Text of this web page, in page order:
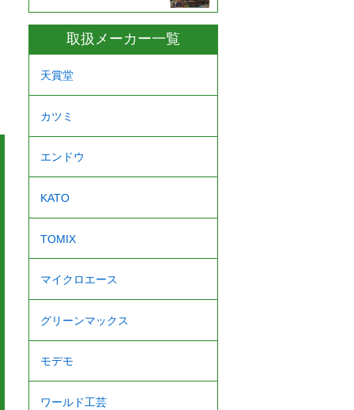
取扱メーカー一覧
天賞堂
カツミ
エンドウ
KATO
TOMIX
マイクロエース
グリーンマックス
モデモ
ワールド工芸